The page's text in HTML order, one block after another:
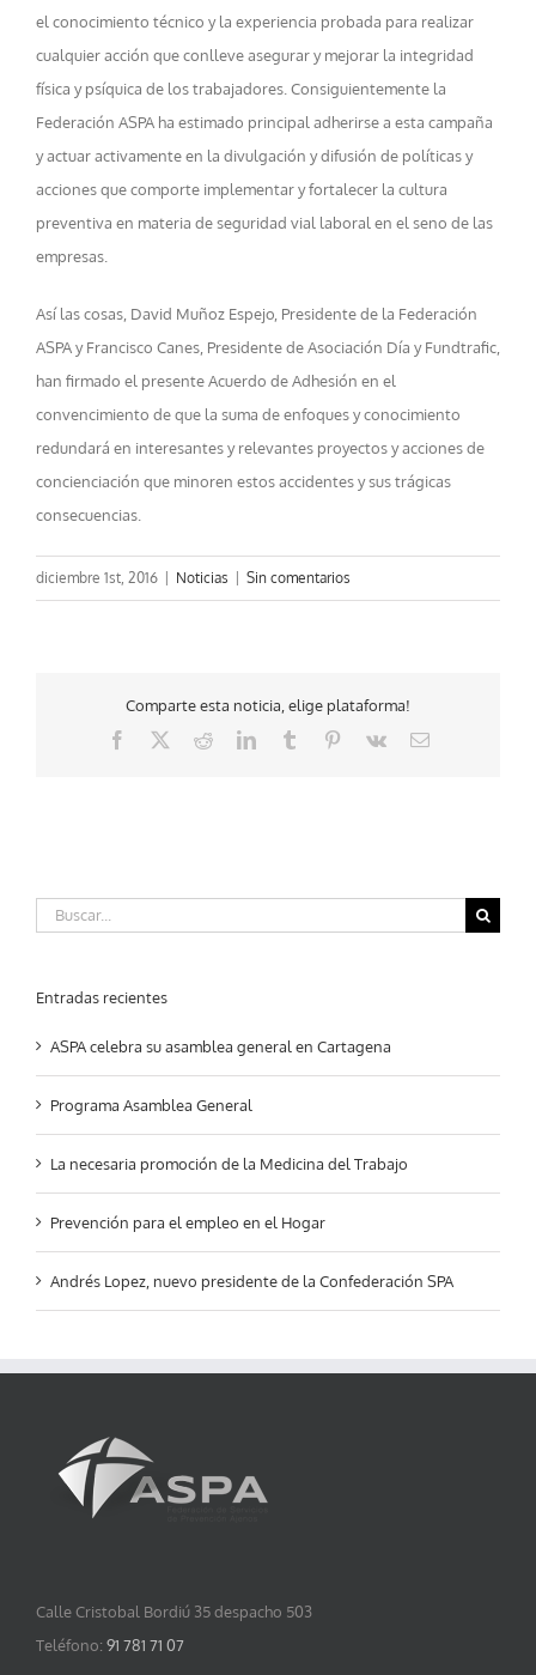
el conocimiento técnico y la experiencia probada para realizar
cualquier acción que conlleve asegurar y mejorar la integridad
física y psíquica de los trabajadores. Consiguientemente la
Federación ASPA ha estimado principal adherirse a esta campaña
y actuar activamente en la divulgación y difusión de políticas y
acciones que comporte implementar y fortalecer la cultura
preventiva en materia de seguridad vial laboral en el seno de las
empresas.
Así las cosas, David Muñoz Espejo, Presidente de la Federación
ASPA y Francisco Canes, Presidente de Asociación Día y Fundtrafic,
han firmado el presente Acuerdo de Adhesión en el
convencimiento de que la suma de enfoques y conocimiento
redundará en interesantes y relevantes proyectos y acciones de
concienciación que minoren estos accidentes y sus trágicas
consecuencias.
diciembre 1st, 2016 Noticias Sin comentarios
Comparte esta noticia, elige plataforma!
Facebook
RedditLinkedInTumblr Pinterest
Vk
Correo
Buscar:
Entradas recientes
ASPA celebra su asamblea general en Cartagena
Programa Asamblea General
La necesaria promoción de la Medicina del Trabajo
Prevención para el empleo en el Hogar
Andrés Lopez, nuevo presidente de la Confederación SPA
Calle Cristobal Bordiú 35 despacho 503
Teléfono: 91 781 71 07